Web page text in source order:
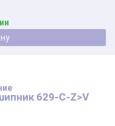
цену
629-C-Z>V